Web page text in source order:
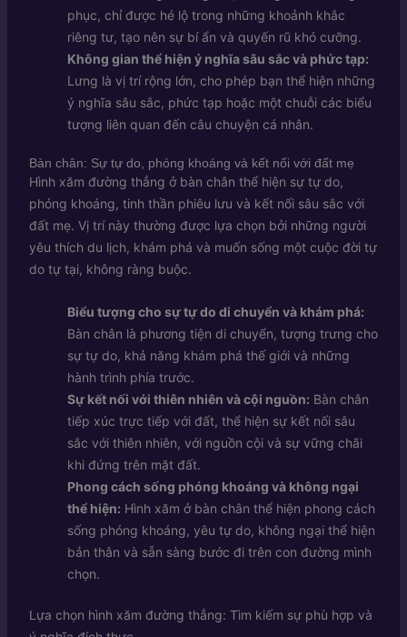
phục, chỉ được hé lộ trong những khoảnh khắc
riêng tư, tạo nên sự bí ẩn và quyến rũ khó cưỡng.
Không gian thể hiện ý nghĩa sâu sắc và phức tạp:
Lưng là vị trí rộng lớn, cho phép bạn thể hiện những
ý nghĩa sâu sắc, phức tạp hoặc một chuỗi các biểu
tượng liên quan đến câu chuyện cá nhân.
Bàn chân: Sự tự do, phóng khoáng và kết nối với đất mẹ
Hình xăm đường thẳng ở bàn chân thể hiện sự tự do,
phóng khoáng, tinh thần phiêu lưu và kết nối sâu sắc với
đất mẹ. Vị trí này thường được lựa chọn bởi những người
yêu thích du lịch, khám phá và muốn sống một cuộc đời tự
do tự tại, không ràng buộc.
Biểu tượng cho sự tự do di chuyển và khám phá:
Bàn chân là phương tiện di chuyển, tượng trưng cho
sự tự do, khả năng khám phá thế giới và những
hành trình phía trước.
Sự kết nối với thiên nhiên và cội nguồn: Bàn chân
tiếp xúc trực tiếp với đất, thể hiện sự kết nối sâu
sắc với thiên nhiên, với nguồn cội và sự vững chãi
khi đứng trên mặt đất.
Phong cách sống phóng khoáng và không ngại
thể hiện: Hình xăm ở bàn chân thể hiện phong cách
sống phóng khoáng, yêu tự do, không ngại thể hiện
bản thân và sẵn sàng bước đi trên con đường mình
chọn.
Lựa chọn hình xăm đường thẳng: Tìm kiếm sự phù hợp và